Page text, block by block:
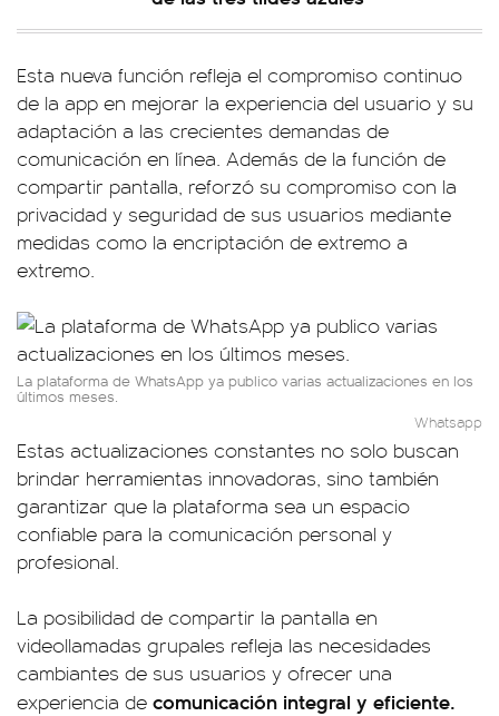
Esta nueva función refleja el compromiso continuo
de la app en mejorar la experiencia del usuario y su
adaptación a las crecientes demandas de
comunicación en línea. Además de la función de
compartir pantalla, reforzó su compromiso con la
privacidad y seguridad de sus usuarios mediante
medidas como la encriptación de extremo a
extremo.
La plataforma de WhatsApp ya publico varias actualizaciones en los
últimos meses.
Whatsapp
Estas actualizaciones constantes no solo buscan
brindar herramientas innovadoras, sino también
garantizar que la plataforma sea un espacio
confiable para la comunicación personal y
profesional.
La posibilidad de compartir la pantalla en
videollamadas grupales refleja las necesidades
cambiantes de sus usuarios y ofrecer una
experiencia de comunicación integral y eficiente.